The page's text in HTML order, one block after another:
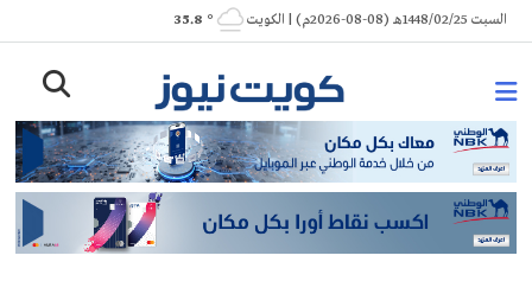
Skip
to
السبت 1448/02/25هـ (08-08-2026م) | الكويت ° 35.8